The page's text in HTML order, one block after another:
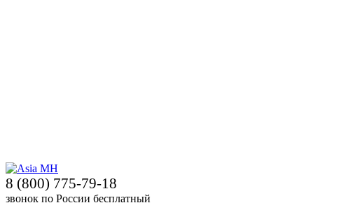
8 (800) 775-79-18
звонок по России бесплатный